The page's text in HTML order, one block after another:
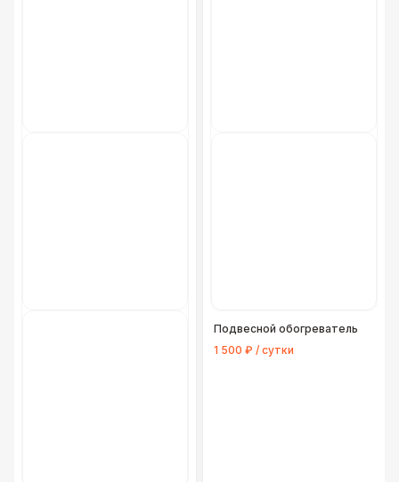
Подвесной обогреватель
1 500 ₽ / сутки